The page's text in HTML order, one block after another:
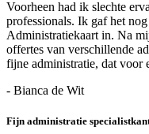
Voorheen had ik slechte
professionals. Ik gaf het
Administratiekaart in. Na
offertes van verschillende
fijne administratie, dat voor
- Bianca de Wit
Fijn administratie